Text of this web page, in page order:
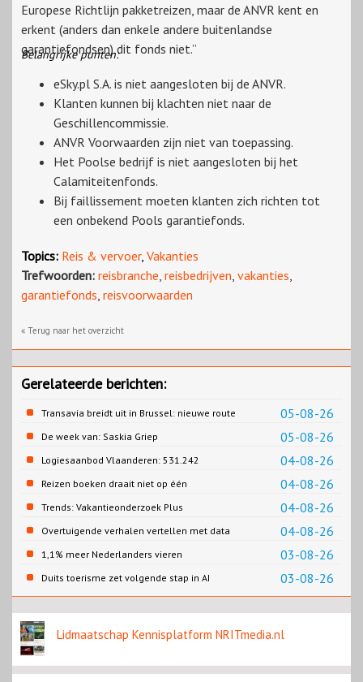
Europese Richtlijn pakketreizen, maar de ANVR kent en
erkent (anders dan enkele andere buitenlandse
garantiefondsen) dit fonds niet.”
Belangrijke punten:
eSky.pl S.A. is niet aangesloten bij de ANVR.
Klanten kunnen bij klachten niet naar de
Geschillencommissie.
ANVR Voorwaarden zijn niet van toepassing.
Het Poolse bedrijf is niet aangesloten bij het
Calamiteitenfonds.
Bij faillissement moeten klanten zich richten tot
een onbekend Pools garantiefonds.
Topics: Reis & vervoer, Vakanties
Trefwoorden: reisbranche, reisbedrijven, vakanties,
garantiefonds, reisvoorwaarden
« Terug naar het overzicht
Gerelateerde berichten:
05-08-26
Transavia breidt uit in Brussel: nieuwe route
naar Porto
05-08-26
De week van: Saskia Griep
04-08-26
Logiesaanbod Vlaanderen: 531.242
slaapplaatsen
04-08-26
Reizen boeken draait niet op één
contentbron
04-08-26
Trends: Vakantieonderzoek Plus
04-08-26
Overtuigende verhalen vertellen met data
03-08-26
1,1% meer Nederlanders vieren
zomervakantie in Turkije
03-08-26
Duits toerisme zet volgende stap in AI
content
Lidmaatschap Kennisplatform NRITmedia.nl